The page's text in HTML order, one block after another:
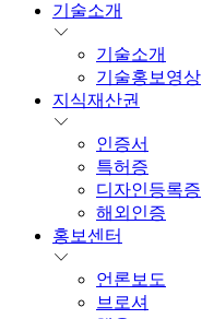
기술소개
기술소개
기술홍보영상
지식재산권
인증서
특허증
디자인등록증
해외인증
홍보센터
언론보도
브로셔